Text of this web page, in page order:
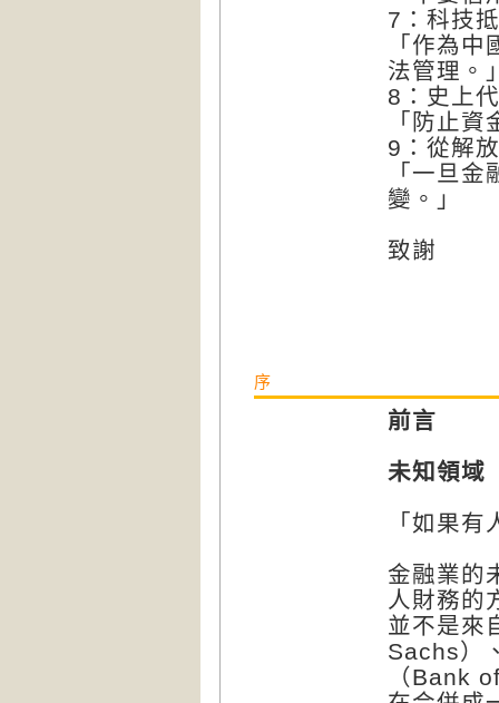
7：科技
「作為
法管理。
8：史上
「防止
9：從解
「一旦
變。」
致謝
序
前言
未知領域
「如果
金融業的
人財務的
並不是來
Sachs）
（Bank